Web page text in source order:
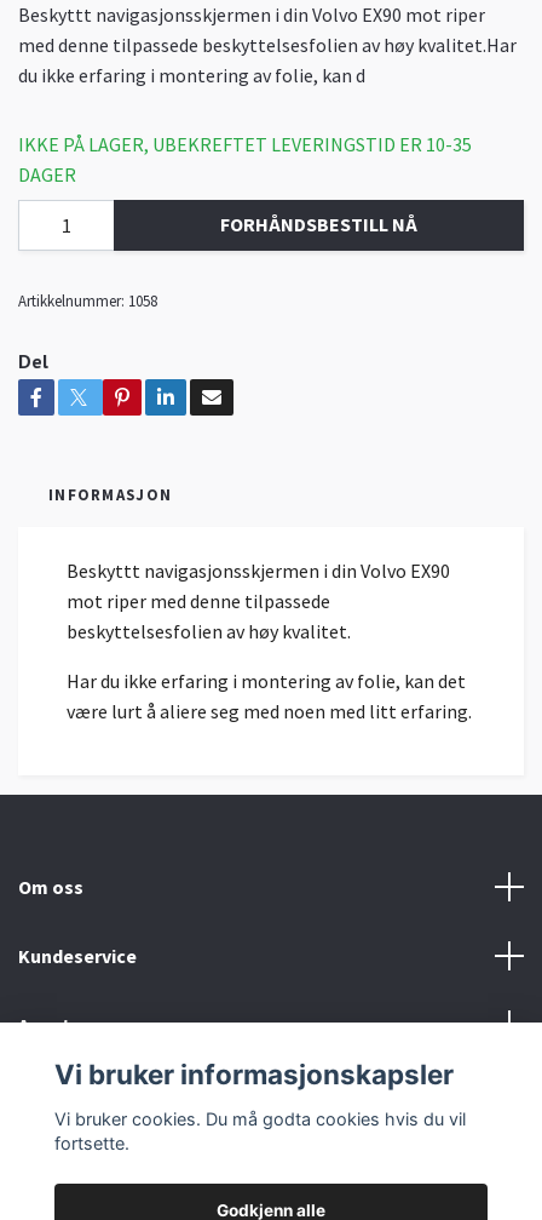
Beskyttt navigasjonsskjermen i din Volvo EX90 mot riper
med denne tilpassede beskyttelsesfolien av høy kvalitet.Har
du ikke erfaring i montering av folie, kan d
IKKE PÅ LAGER, UBEKREFTET LEVERINGSTID ER 10-35
DAGER
FORHÅNDSBESTILL NÅ
Artikkelnummer: 1058
Del
INFORMASJON
Beskyttt navigasjonsskjermen i din Volvo EX90
mot riper med denne tilpassede
beskyttelsesfolien av høy kvalitet.
Har du ikke erfaring i montering av folie, kan det
være lurt å aliere seg med noen med litt erfaring.
Om oss
Kundeservice
Annet
Sosiale medier
Vi bruker informasjonskapsler
Vi bruker cookies. Du må godta cookies hvis du vil
fortsette.
Godkjenn alle